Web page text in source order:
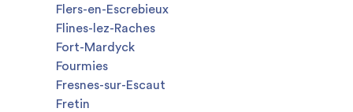
Flers-en-Escrebieux
Flines-lez-Raches
Fort-Mardyck
Fourmies
Fresnes-sur-Escaut
Fretin